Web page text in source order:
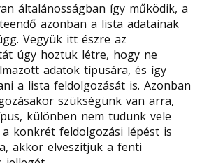
általánosságban így működik, a
azonban a lista adatainak
Vegyük itt észre az
úgy hoztuk létre, hogy ne
adatok típusára, és így
a lista feldolgozását is. Azonban
szükségünk van arra,
különben nem tudunk vele
a konkrét feldolgozási lépést is
akkor elveszítjük a fenti